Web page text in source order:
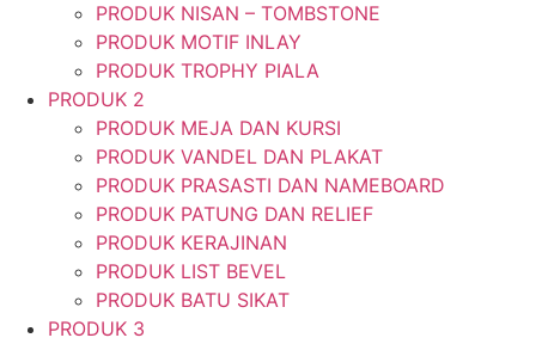
PRODUK NISAN – TOMBSTONE
PRODUK MOTIF INLAY
PRODUK TROPHY PIALA
PRODUK 2
PRODUK MEJA DAN KURSI
PRODUK VANDEL DAN PLAKAT
PRODUK PRASASTI DAN NAMEBOARD
PRODUK PATUNG DAN RELIEF
PRODUK KERAJINAN
PRODUK LIST BEVEL
PRODUK BATU SIKAT
PRODUK 3